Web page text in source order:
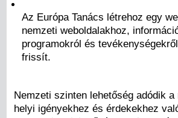
Az Európa Tanács létrehoz egy
nemzeti weboldalakhoz,
programokról és
frissít.
Nemzeti szinten lehetőség adódik
helyi igényekhez és érdekekhez